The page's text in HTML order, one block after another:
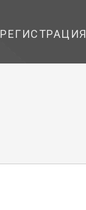
РЕГИСТРАЦИЯ